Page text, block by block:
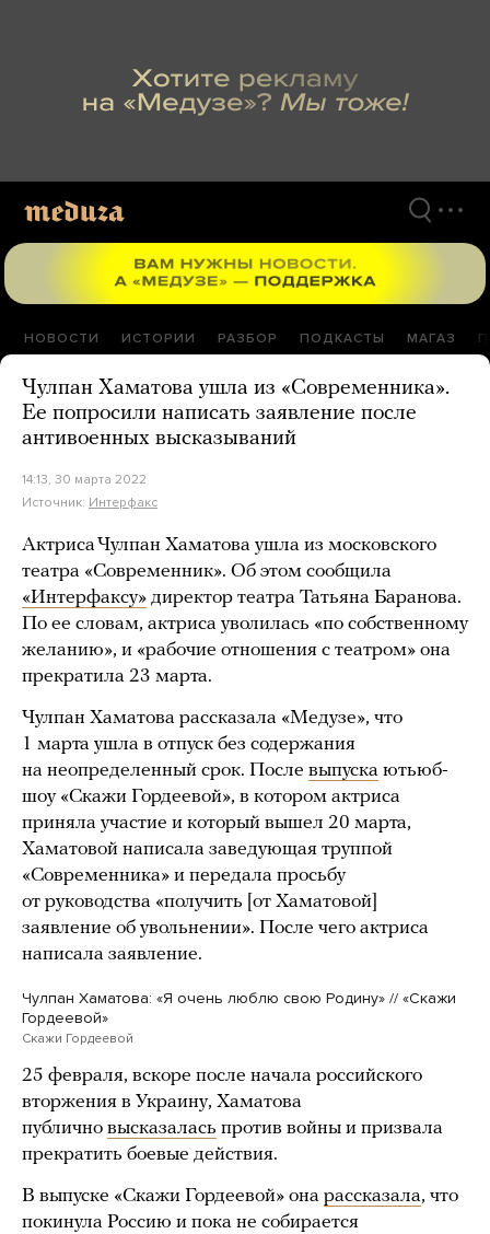
НОВОСТИ ИСТОРИИ РАЗБОР ПОДКАСТЫ МАГАЗ
Чулпан Хаматова ушла из «Современника».
Ее попросили написать заявление после
антивоенных высказываний
14:13, 30 марта 2022
Источник: Интерфакс
Актриса Чулпан Хаматова ушла из московского
театра «Современник». Об этом сообщила
«Интерфаксу» директор театра Татьяна Баранова.
По ее словам, актриса уволилась «по собственному
желанию», и «рабочие отношения с театром» она
прекратила 23 марта.
Чулпан Хаматова рассказала «Медузе», что
1 марта ушла в отпуск без содержания
на неопределенный срок. После выпуска ютьюб-
шоу «Скажи Гордеевой», в котором актриса
приняла участие и который вышел 20 марта,
Хаматовой написала заведующая труппой
«Современника» и передала просьбу
от руководства «получить [от Хаматовой]
заявление об увольнении». После чего актриса
написала заявление.
Чулпан Хаматова: «Я очень люблю свою Родину» // «Скажи
Гордеевой»
Скажи Гордеевой
25 февраля, вскоре после начала российского
вторжения в Украину, Хаматова
публично высказалась против войны и призвала
прекратить боевые действия.
В выпуске «Скажи Гордеевой» она рассказала, что
покинула Россию и пока не собирается